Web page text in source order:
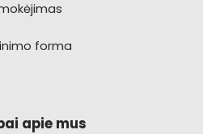
forma
apie mus